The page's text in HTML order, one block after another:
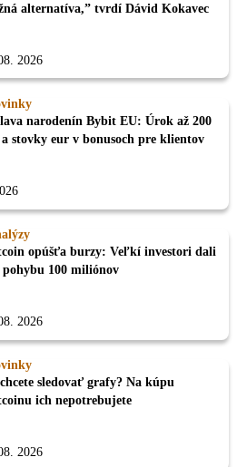
alternatíva,” tvrdí Dávid Kokavec
2026
narodenín Bybit EU: Úrok až 200
stovky eur v bonusoch pre klientov
opúšťa burzy: Veľkí investori dali
pohybu 100 miliónov
2026
sledovať grafy? Na kúpu
ich nepotrebujete
2026